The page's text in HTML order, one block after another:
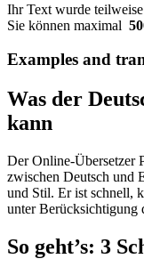
Ihr Text wurde teilweise
Sie können maximal
Examples and
Was der
kann
Der Online-Übersetzer
zwischen Deutsch und
und Stil. Er ist schnell,
unter Berücksichtigung
So geht’s: 3